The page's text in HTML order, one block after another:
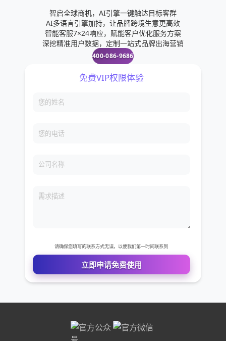
智启全球商机，AI引擎一键触达目标客群
AI多语言引擎加持，让品牌跨境生意更高效
智能客服7×24响应，赋能客户优化服务方案
深挖精准用户数据，定制一站式品牌出海营销
400-086-9686